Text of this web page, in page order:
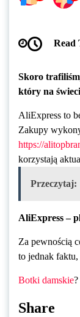
Read
Skoro
który na
AliExpress to
Zakupy
https://
korzystają
Przeczytaj:
AliExpress –
Za pewnością
to jednak
Botki damskie
Share